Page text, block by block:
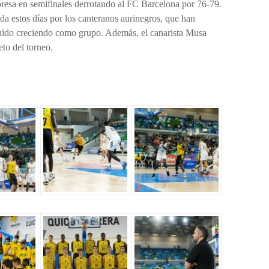
en semifinales derrotando al FC Barcelona por 76-79.
estos días por los canteranos aurinegros, que han
creciendo como grupo. Además, el canarista Musa
del torneo.